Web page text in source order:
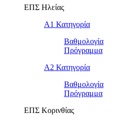
ΕΠΣ Ηλείας
Α1 Κατηγορία
Βαθμολογία
Πρόγραμμα
Α2 Κατηγορία
Βαθμολογία
Πρόγραμμα
ΕΠΣ Κορινθίας